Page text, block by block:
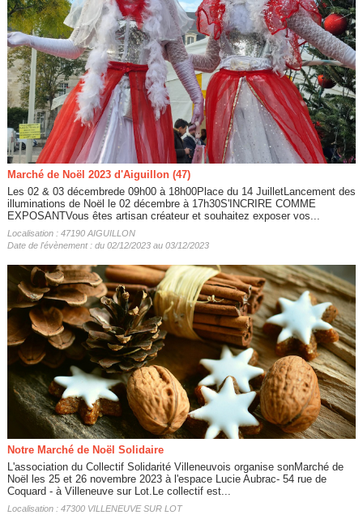
Marché de Noël 2023 d'Aiguillon (47)
Les 02 & 03 décembrede 09h00 à 18h00Place du 14 JuilletLancement des
illuminations de Noël le 02 décembre à 17h30S'INCRIRE COMME
EXPOSANTVous êtes artisan créateur et souhaitez exposer vos...
Localisation : 47190 AIGUILLON
Date de l'évènement : du 02/12/2023 au 03/12/2023
Notre Marché de Noël Solidaire
L'association du Collectif Solidarité Villeneuvois organise sonMarché de
Noël les 25 et 26 novembre 2023 à l'espace Lucie Aubrac- 54 rue de
Coquard - à Villeneuve sur Lot.Le collectif est...
Localisation : 47300 VILLENEUVE SUR LOT